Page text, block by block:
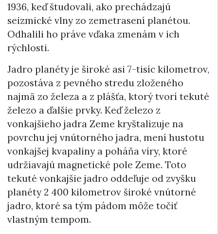
1936, keď študovali, ako prechádzajú
seizmické vlny zo zemetrasení planétou.
Odhalili ho práve vďaka zmenám v ich
rýchlosti.
Jadro planéty je široké asi 7-tisíc kilometrov,
pozostáva z pevného stredu zloženého
najmä zo železa a z plášťa, ktorý tvorí tekuté
železo a ďalšie prvky. Keď železo z
vonkajšieho jadra Zeme kryštalizuje na
povrchu jej vnútorného jadra, mení hustotu
vonkajšej kvapaliny a poháňa víry, ktoré
udržiavajú magnetické pole Zeme. Toto
tekuté vonkajšie jadro oddeľuje od zvyšku
planéty 2 400 kilometrov široké vnútorné
jadro, ktoré sa tým pádom môže točiť
vlastným tempom.